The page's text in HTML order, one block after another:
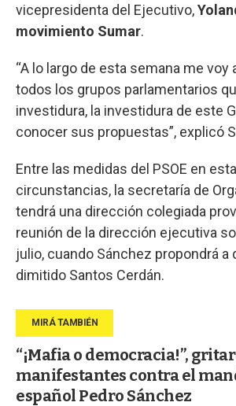
vicepresidenta del Ejecutivo,
movimiento Sumar.
“A lo largo de esta semana me voy
todos los grupos parlamentarios
investidura, la investidura de este
conocer sus propuestas”, explicó
Entre las medidas del PSOE en
circunstancias, la secretaría de
tendrá una dirección colegiada
reunión de la dirección ejecutiva
julio, cuando Sánchez propondrá a
dimitido Santos Cerdán.
“¡Mafia o democracia!”,
manifestantes contra el
español Pedro Sánchez